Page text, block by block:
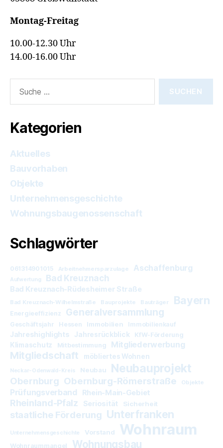
Montag-Freitag
10.00-12.30 Uhr
14.00-16.00 Uhr
nach:
Kategorien
Aktuelles
Bauvorhaben
Objekte
Unternehmensgeschichte
Wohnungsbaugenossenschaft
Schlagwörter
061314901015 Arbeitnehmersparzulage Aschaffenburg
Aufwertung Bad Kreuznach
Bad Kreuznach-Rüdesheimer Straße
Bad Kreuznach-Wilhelmstraße Bauprojekte Bauträger Bayern
Energieeffizienz Generalversammlung
Geschäftsjahr Hessen Immobilien Immobilienkauf
Jahreshighlights Jahresrückblick KfW-Förderung
Klimaschutz Mitbestimmung Mitgliederwerbung
Mitgliedschaft möbliertes Wohnen
Neckar-Odenwald-Kreis Neubau Neubauprojekt
Obernburg Obernburg-Römerstraße Objekte
Prüfungsverband Rhein-Main-Gebiet
Rheinland-Pfalz Seriosität Sicherheit
staatliche Förderung Unterfranken
Unternehmensgeschichte Vorstand Wohnraum
Wohnraummangel Wohnungsbau